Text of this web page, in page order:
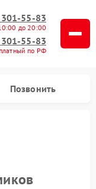
55-83
до 20:00
55-83
по РФ
Позвонить